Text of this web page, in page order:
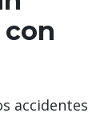
accidentes